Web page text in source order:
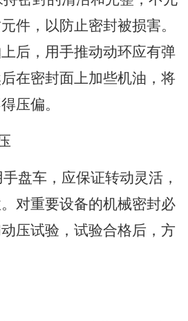
件，以防止密封被损害。
后，用手推动动环应有弹
在密封面上加些机油，将
压偏。
盘车，应保证转动灵活，
对重要设备的机械密封必
压试验，试验合格后，方